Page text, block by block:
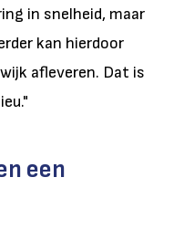
in snelheid, maar
kan hierdoor
afleveren. Dat is
een